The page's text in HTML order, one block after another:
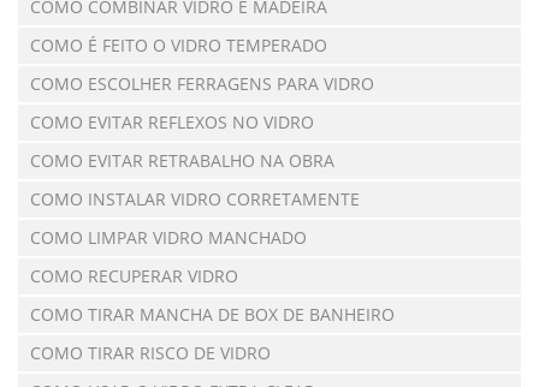
COMO COMBINAR VIDRO E MADEIRA
COMO É FEITO O VIDRO TEMPERADO
COMO ESCOLHER FERRAGENS PARA VIDRO
COMO EVITAR REFLEXOS NO VIDRO
COMO EVITAR RETRABALHO NA OBRA
COMO INSTALAR VIDRO CORRETAMENTE
COMO LIMPAR VIDRO MANCHADO
COMO RECUPERAR VIDRO
COMO TIRAR MANCHA DE BOX DE BANHEIRO
COMO TIRAR RISCO DE VIDRO